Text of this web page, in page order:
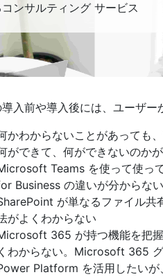
ンサルティング サービス
前や導入後には、ユーザー
かわからないことがあっても
ができて、何ができないのか
Teams を使って使っ
Business の違いが分からない
が単なるファイル共
がよくわからない
365 が持つ機能を把
くわからない。Microsoft 365
Platform を活用したいが